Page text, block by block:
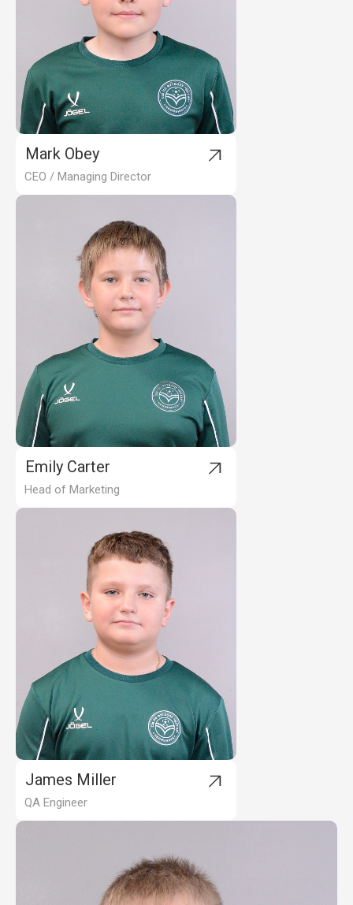
Mark Obey
CEO / Managing Director
Emily Carter
Head of Marketing
James Miller
QA Engineer